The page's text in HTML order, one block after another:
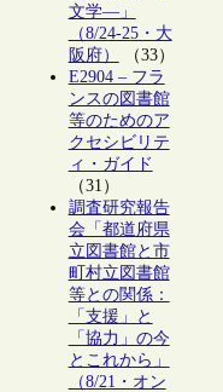
文学―」
（8/24-25・大
阪府）
（33）
E2904 – フラ
ンスの図書館
等のためのア
クセシビリテ
ィ・ガイド
（31）
調査研究報告
会「都道府県
立図書館と市
町村立図書館
等との関係：
「支援」と
「協力」の今
とこれから」
（8/21・オン